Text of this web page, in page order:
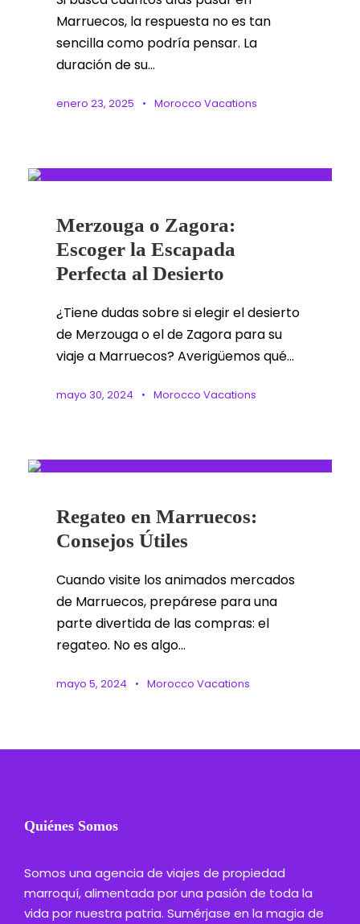
Marruecos, la respuesta no es tan
sencilla como podría pensar. La
duración de su...
enero 23, 2025 • Morocco Vacations
Merzouga o Zagora:
Escoger la Escapada
Perfecta al Desierto
¿Tiene dudas sobre si elegir el desierto
de Merzouga o el de Zagora para su
viaje a Marruecos? Averigüemos qué...
mayo 30, 2024 • Morocco Vacations
Regateo en Marruecos:
Consejos Útiles
Cuando visite los animados mercados
de Marruecos, prepárese para una
parte divertida de las compras: el
regateo. No es algo...
mayo 5, 2024 • Morocco Vacations
Quiénes Somos
Somos una agencia de viajes de propiedad
marroquí, alimentada por una pasión de toda la
vida por nuestra patria. Sumérjase en la magia de